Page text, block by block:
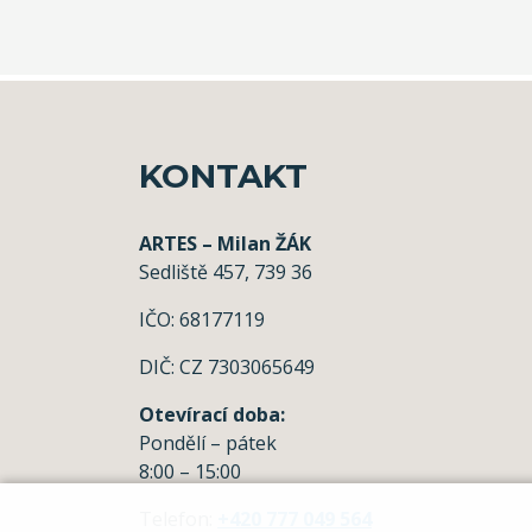
KONTAKT
ARTES – Milan ŽÁK
Sedliště 457, 739 36
IČO: 68177119
DIČ: CZ 7303065649
Otevírací doba:
Pondělí – pátek
8:00 – 15:00